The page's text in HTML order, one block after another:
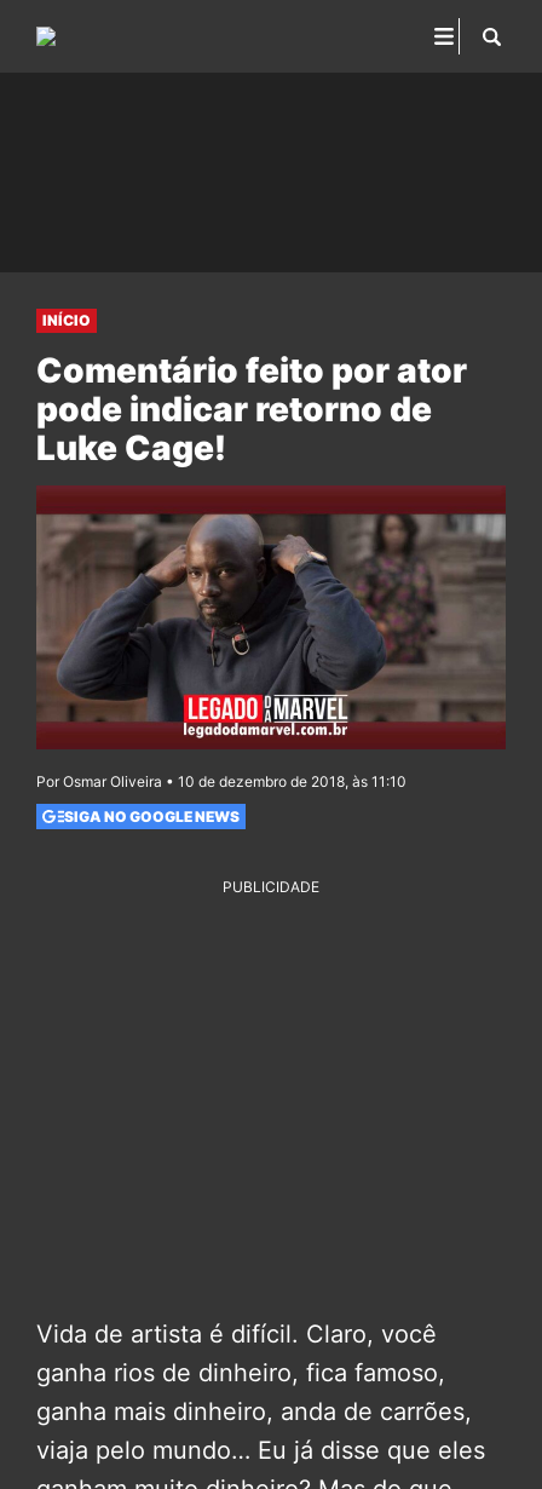
INÍCIO
Comentário feito por ator
pode indicar retorno de
Luke Cage!
Por Osmar Oliveira • 10 de dezembro de 2018, às 11:10
SIGA NO GOOGLE NEWS
PUBLICIDADE
Vida de artista é difícil. Claro, você
ganha rios de dinheiro, fica famoso,
ganha mais dinheiro, anda de carrões,
viaja pelo mundo… Eu já disse que eles